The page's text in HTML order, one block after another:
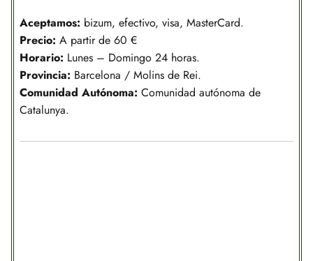
Aceptamos: bizum, efectivo, visa, MasterCard.
Precio: A partir de 60 €
Horario: Lunes – Domingo 24 horas.
Provincia: Barcelona / Molins de Rei.
Comunidad Autónoma: Comunidad autónoma de
Catalunya.